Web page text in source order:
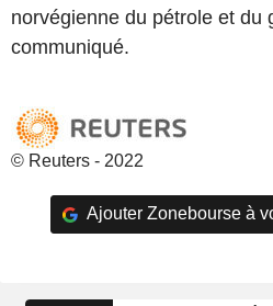
norvégienne du pétrole et du
communiqué.
© Reuters - 2022
Ajouter Zonebourse à